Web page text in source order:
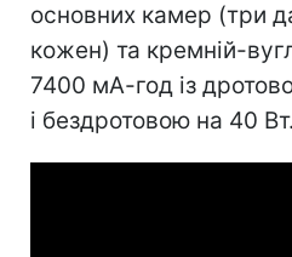
основних камер (три
кожен) та кремній-
7400 мА-год із
і бездротовою на 40 Вт.